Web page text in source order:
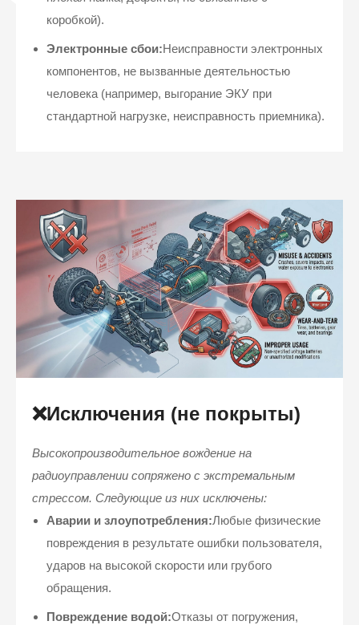
коробкой).
Электронные сбои:Неисправности электронных
компонентов, не вызванные деятельностью
человека (например, выгорание ЭКУ при
стандартной нагрузке, неисправность приемника).
❌Исключения (не покрыты)
Высокопроизводительное вождение на
радиоуправлении сопряжено с экстремальным
стрессом. Следующие из них исключены:
Аварии и злоупотребления:Любые физические
повреждения в результате ошибки пользователя,
ударов на высокой скорости или грубого
обращения.
Повреждение водой:Отказы от погружения,